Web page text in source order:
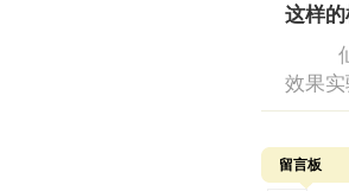
这样
仙人
效果
留言板